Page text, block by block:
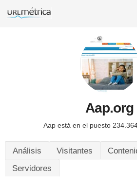
Aap.org
Aap está en el puesto
Análisis Visitantes
Servidores